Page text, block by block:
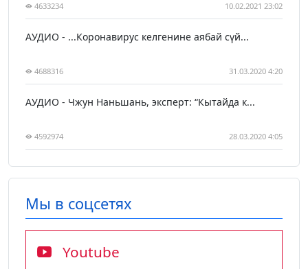
4633234 10.02.2021 23:02
АУДИО - ...Коронавирус келгенине аябай сүй...
4688316 31.03.2020 4:20
АУДИО - Чжун Наньшань, эксперт: “Кытайда к...
4592974 28.03.2020 4:05
Мы в соцсетях
Youtube